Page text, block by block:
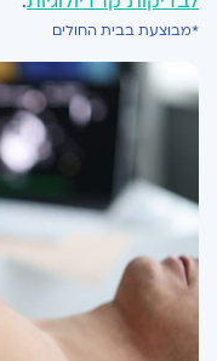
*מבוצעת בבית החולים